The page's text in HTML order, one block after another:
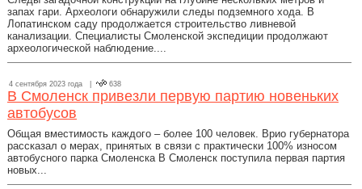
запах гари. Археологи обнаружили следы подземного хода. В
Лопатинском саду продолжается строительство ливневой
канализации. Специалисты Смоленской экспедиции продолжают
археологической наблюдение....
4 сентября 2023 года | 638
В Смоленск привезли первую партию новеньких
автобусов
Общая вместимость каждого – более 100 человек. Врио губернатора
рассказал о мерах, принятых в связи с практически 100% износом
автобусного парка Смоленска В Смоленск поступила первая партия
новых...